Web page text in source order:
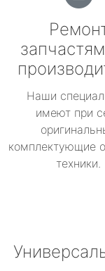
Наши
имеют при
комплектующие
техники.